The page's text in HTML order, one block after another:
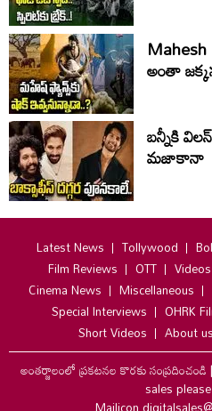
అంతా
బన్నీకి
మజాకానా
Latest News Tollywood
Film Reviews
OTT Videos
Cinema News
Miscellaneous
Special Interviews
OHRK
Short Videos
About us
అంతర్జాలంలో ప్రకటనల కొరకు సంప్రదించండి|
sales